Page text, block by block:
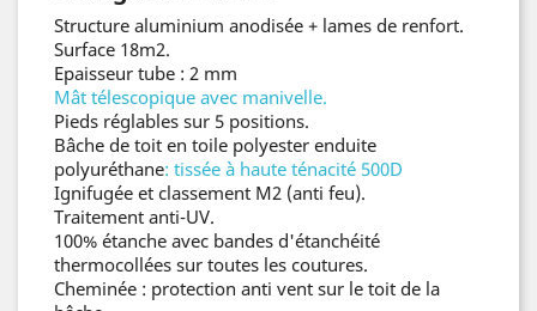
Structure aluminium anodisée + lames de renfort.
Surface 18m2.
Epaisseur tube : 2 mm
Mât télescopique avec manivelle.
Pieds réglables sur 5 positions.
Bâche de toit en toile polyester enduite
polyuréthane: tissée à haute ténacité 500D
Ignifugée et classement M2 (anti feu).
Traitement anti-UV.
100% étanche avec bandes d'étanchéité
thermocollées sur toutes les coutures.
Cheminée : protection anti vent sur le toit de la